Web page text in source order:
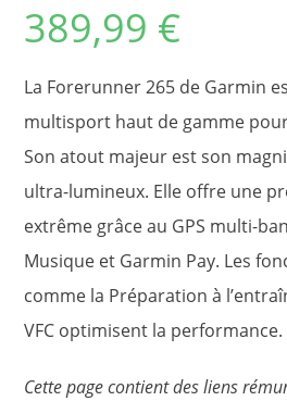
389,99 €
La Forerunner 265 de Garmin
multisport haut de gamme
Son atout majeur est son
ultra-lumineux. Elle offre une
extrême grâce au GPS multi-
Musique et Garmin Pay. Les
comme la Préparation à
VFC optimisent la performance.
Cette page contient des liens